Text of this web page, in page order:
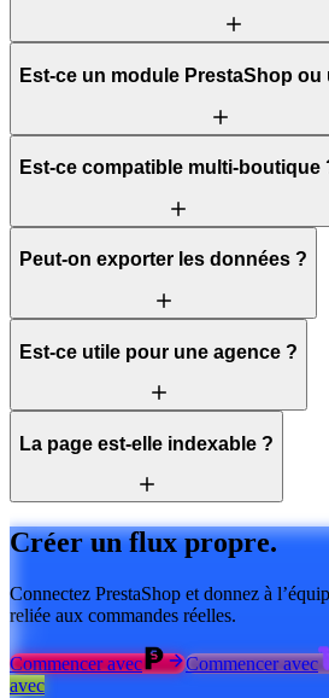
Est-ce un module PrestaShop ou
Est-ce compatible multi-boutique
Peut-on exporter les données ?
Est-ce utile pour une agence ?
La page est-elle indexable ?
Créer un flux propre.
Connectez PrestaShop et donnez à
reliée aux commandes réelles.
Commencer avec Commencer avec
avec